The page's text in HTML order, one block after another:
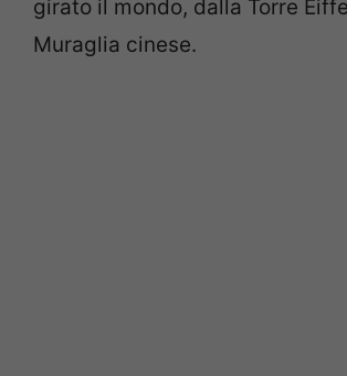
girato il mondo, dalla Torre
Muraglia cinese.